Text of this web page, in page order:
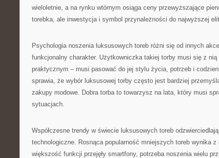
wieloletnie, a na rynku wtórnym osiąga ceny przewyższające
torebka, ale inwestycja i symbol przynależności do najwyższej
Psychologia noszenia luksusowych toreb różni się od innych
funkcjonalny charakter. Użytkowniczka takiej torby musi się z
praktycznym – musi pasować do jej stylu życia, potrzeb i
sprawia, że wybór luksusowej torby często jest bardziej
zakupy modowe. Dobra torba to towarzysz na lata, który musi
sytuacjach.
Współczesne trendy w świecie luksusowych toreb
technologiczne. Rosnąca popularność mniejszych toreb wynika
większość funkcji przejęły smartfony, potrzeba noszenia wielu